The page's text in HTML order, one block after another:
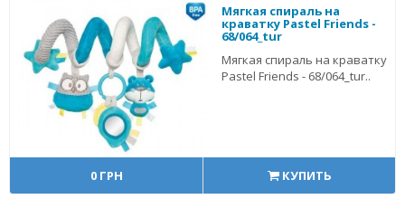
Мягкая спираль на
краватку Pastel Friends -
68/064_tur
Мягкая спираль на краватку
Pastel Friends - 68/064_tur..
0 ГРН КУПИТЬ